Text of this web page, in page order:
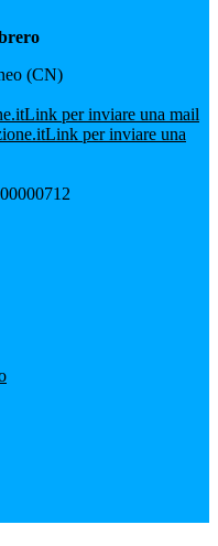
(CN)
Link per inviare una mail
Link per inviare una